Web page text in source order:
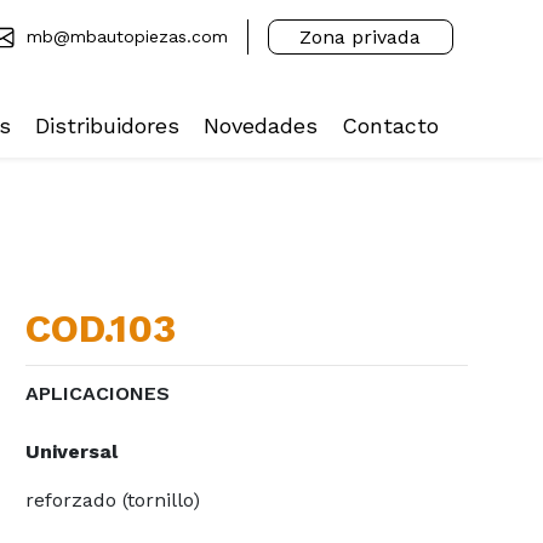
mb@mbautopiezas.com Zona privada
Distribuidores Novedades Contacto
COD.103
APLICACIONES
Universal
reforzado (tornillo)